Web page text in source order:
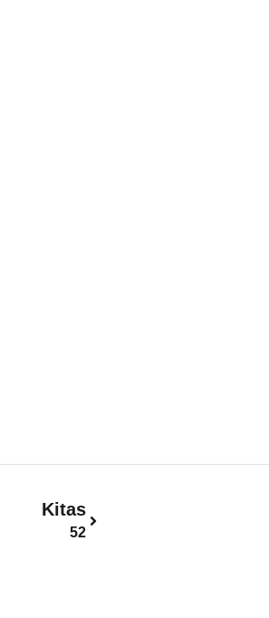
Kitas
52